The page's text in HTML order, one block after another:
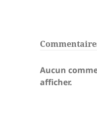
Aucun
afficher.